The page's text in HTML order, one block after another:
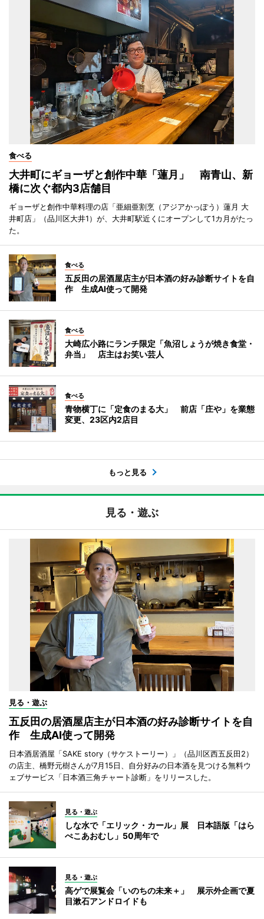
食べる
大井町にギョーザと創作中華「蓮月」 南青山、新
橋に次ぐ都内3店舗目
ギョーザと創作中華料理の店「亜細亜割烹（アジアかっぽう）蓮月 大
井町店」（品川区大井1）が、大井町駅近くにオープンして1カ月がたっ
た。
食べる
五反田の居酒屋店主が日本酒の好み診断サイトを自
作 生成AI使って開発
食べる
大崎広小路にランチ限定「魚沼しょうが焼き食堂・
弁当」 店主はお笑い芸人
食べる
青物横丁に「定食のまる大」 前店「庄や」を業態
変更、23区内2店目
もっと見る
見る・遊ぶ
見る・遊ぶ
五反田の居酒屋店主が日本酒の好み診断サイトを自
作 生成AI使って開発
日本酒居酒屋「SAKE story（サケストーリー）」（品川区西五反田2）
の店主、橋野元樹さんが7月15日、自分好みの日本酒を見つける無料ウ
ェブサービス「日本酒三角チャート診断」をリリースした。
見る・遊ぶ
しな水で「エリック・カール」展 日本語版「はら
ぺこあおむし」50周年で
見る・遊ぶ
高ゲで展覧会「いのちの未来＋」 展示外企画で夏
目漱石アンドロイドも